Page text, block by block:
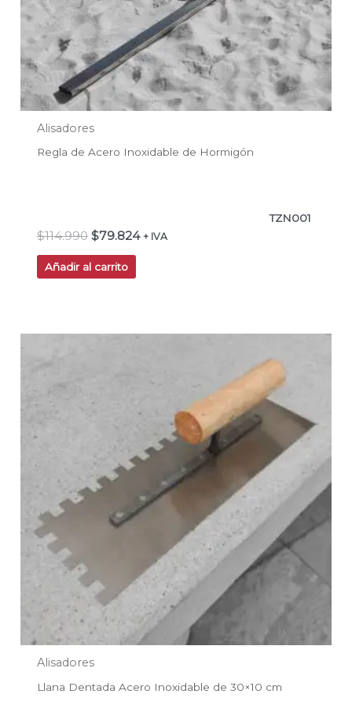
Alisadores
Regla de Acero Inoxidable de Hormigón
TZN001
$114.990 $79.824 + IVA
Añadir al carrito
Alisadores
Llana Dentada Acero Inoxidable de 30×10 cm